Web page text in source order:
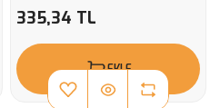
335,34 TL
EKLE